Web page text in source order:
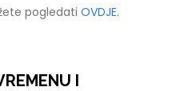
pogledatiOVDJE.
I